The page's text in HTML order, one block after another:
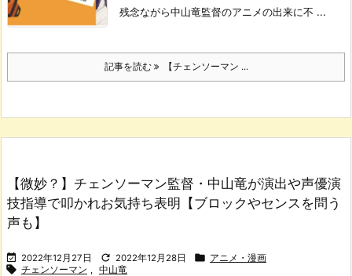
残念ながら中山竜監督のアニメの出来に不 ...
記事を読む 【チェンソーマン ...
【微妙？】チェンソーマン監督・中山竜が演出や声優演
技指導で叩かれお気持ち表明【ブロックやセンスを問う
声も】
 2022年12月27日  2022年12月28日  アニメ・漫画
 チェンソーマン , 中山竜